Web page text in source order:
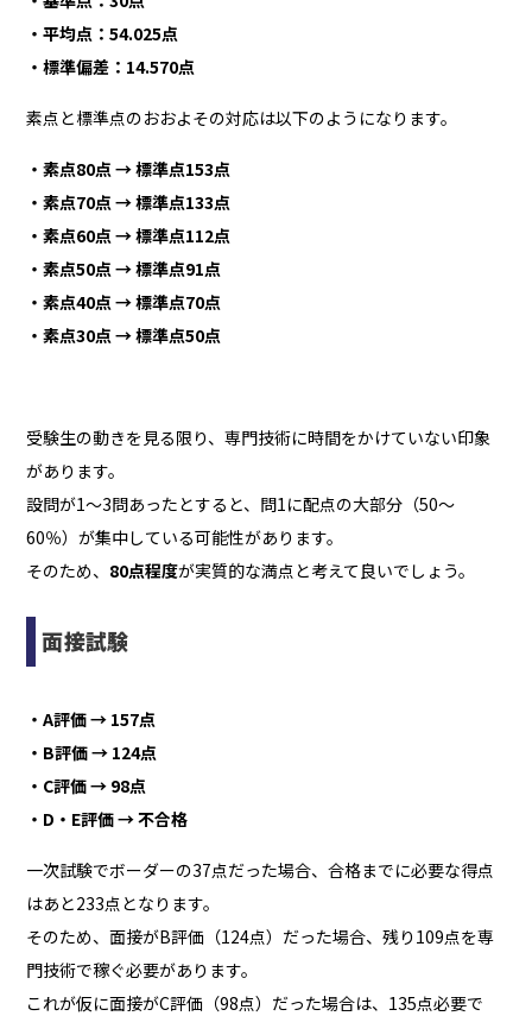
・平均点：54.025点
・標準偏差：14.570点
素点と標準点のおおよその対応は以下のようになります。
・素点80点 → 標準点153点
・素点70点 → 標準点133点
・素点60点 → 標準点112点
・素点50点 → 標準点91点
・素点40点 → 標準点70点
・素点30点 → 標準点50点
受験生の動きを見る限り、専門技術に時間をかけていない印象
があります。
設問が1〜3問あったとすると、問1に配点の大部分（50〜
60％）が集中している可能性があります。
そのため、 80点程度が実質的な満点と考えて良いでしょう。
面接試験
・A評価 → 157点
・B評価 → 124点
・C評価 → 98点
・D・E評価 → 不合格
一次試験でボーダーの37点だった場合、合格までに必要な得点
はあと233点となります。
そのため、面接がB評価（124点）だった場合、残り109点を専
門技術で稼ぐ必要があります。
これが仮に面接がC評価（98点）だった場合は、135点必要で